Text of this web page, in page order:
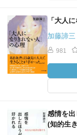
「大人
加藤諦三
981
感情を
(知的生